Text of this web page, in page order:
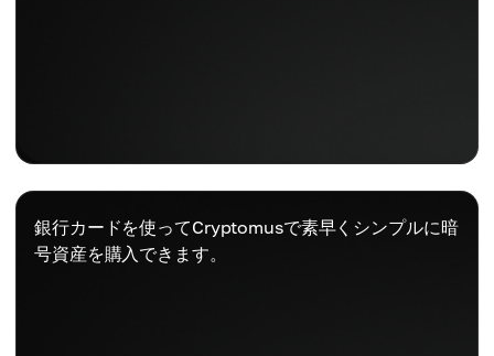
銀行カードを使ってCryptomusで素早くシンプルに暗
号資産を購入できます。